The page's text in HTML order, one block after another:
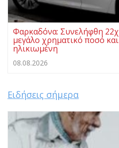
Φαρκαδόνα: Συνελήφθη
μεγάλο χρηματικό ποσό
ηλικιωμένη
08.08.2026
Ειδήσεις σήμερα